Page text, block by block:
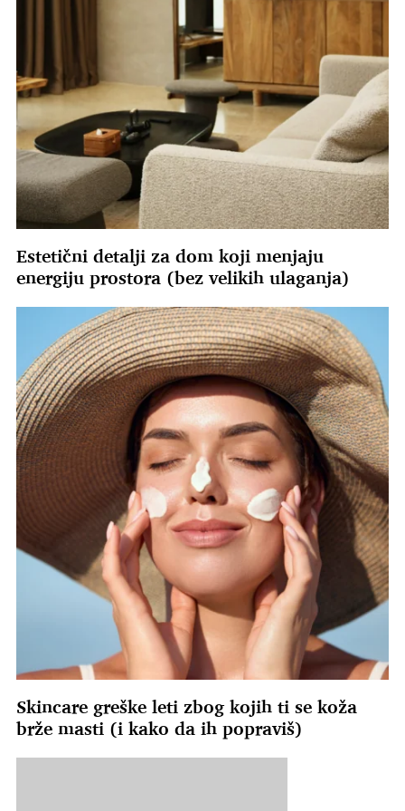
Estetični detalji za dom koji menjaju
energiju prostora (bez velikih ulaganja)
Skincare greške leti zbog kojih ti se koža
brže masti (i kako da ih popraviš)